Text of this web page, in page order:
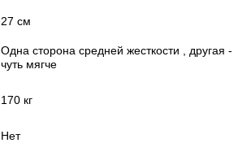
27 см
Одна сторона средней жесткости , другая -
чуть мягче
170 кг
Нет